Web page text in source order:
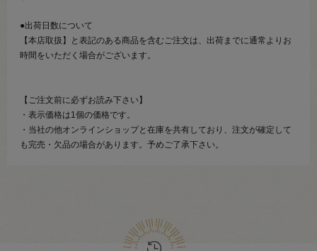
●出荷日数について
【本店取扱】と表記のある商品を含むご注文は、出荷までに通常よりお
時間をいただく場合がございます。
【ご注文前に必ずお読み下さい】
・表示価格は1個の価格です。
・当社の他オンラインショップと在庫を共有しており、注文が確定して
も完売・欠品の場合があります。予めご了承下さい。